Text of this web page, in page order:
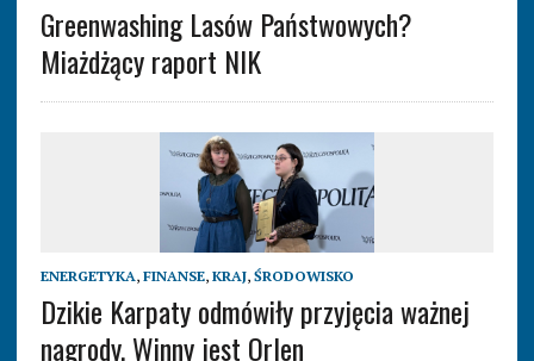
Greenwashing Lasów Państwowych?
Miażdżący raport NIK
ENERGETYKA, FINANSE, KRAJ, ŚRODOWISKO
Dzikie Karpaty odmówiły przyjęcia ważnej
nagrody. Winny jest Orlen